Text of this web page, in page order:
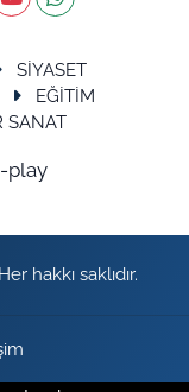
SİYASET
EĞİTİM
SANAT
hakkı saklıdır.